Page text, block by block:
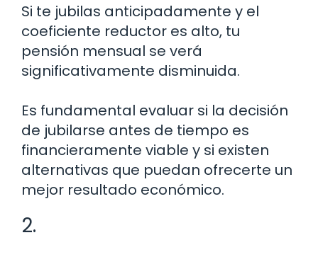
Si te jubilas anticipadamente y el
coeficiente reductor es alto, tu
pensión mensual se verá
significativamente disminuida.
Es fundamental evaluar si la decisión
de jubilarse antes de tiempo es
financieramente viable y si existen
alternativas que puedan ofrecerte un
mejor resultado económico.
2.